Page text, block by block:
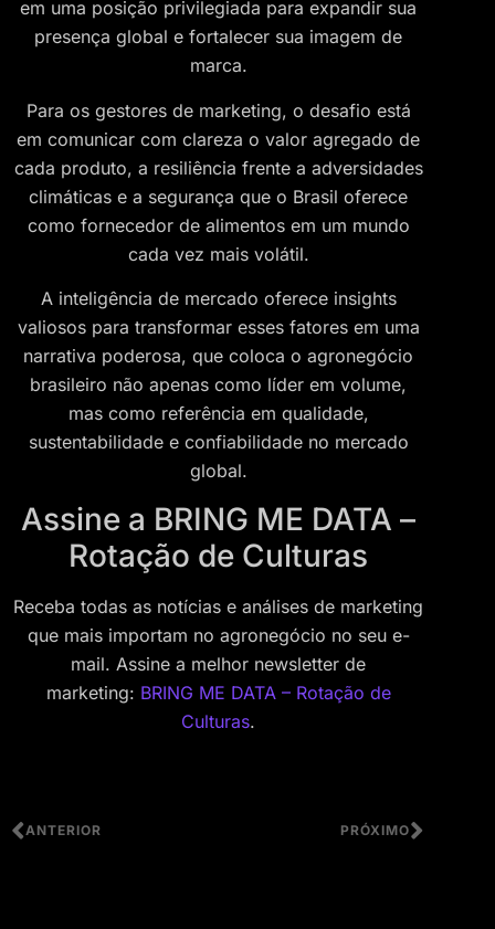
em uma posição privilegiada para expandir sua
presença global e fortalecer sua imagem de
marca.
Para os gestores de marketing, o desafio está
em comunicar com clareza o valor agregado de
cada produto, a resiliência frente a adversidades
climáticas e a segurança que o Brasil oferece
como fornecedor de alimentos em um mundo
cada vez mais volátil.
A inteligência de mercado oferece insights
valiosos para transformar esses fatores em uma
narrativa poderosa, que coloca o agronegócio
brasileiro não apenas como líder em volume,
mas como referência em qualidade,
sustentabilidade e confiabilidade no mercado
global.
Assine a BRING ME DATA –
Rotação de Culturas
Receba todas as notícias e análises de marketing
que mais importam no agronegócio no seu e-
mail. Assine a melhor newsletter de
marketing: BRING ME DATA – Rotação de
Culturas.
ANTERIOR PRÓXIMO